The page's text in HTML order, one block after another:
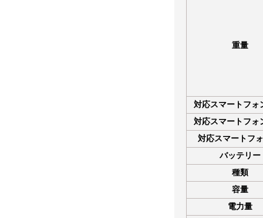
重量
対応スマートフォ
対応スマートフォ
対応スマートフ
バッテリー
種類
容量
電力量